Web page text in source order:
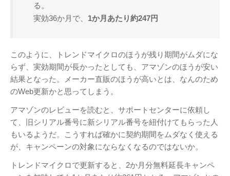
る。
実効36か月で、 1か月あたり約247円
このように、トレンドマイクロのほうが残り期間がムダにな
らず、実効期間が長かったとしても、アマゾンのほうが安い
結果となった。メーカー直販のほうが高いとは、なんのため
のWeb更新かと思ってしまう。
アマゾンのレビューを読むと、サポートセンターに依頼し
て、旧シリアル番号に新シリアル番号を紐付けてもらった人
もいるようだ。こうすれば確かに契約期間をムダなく使える
が、キャンペーンの対象にならなくなるのではないか。
トレンドマイクロで更新すると、2か月分無料延長キャンペ